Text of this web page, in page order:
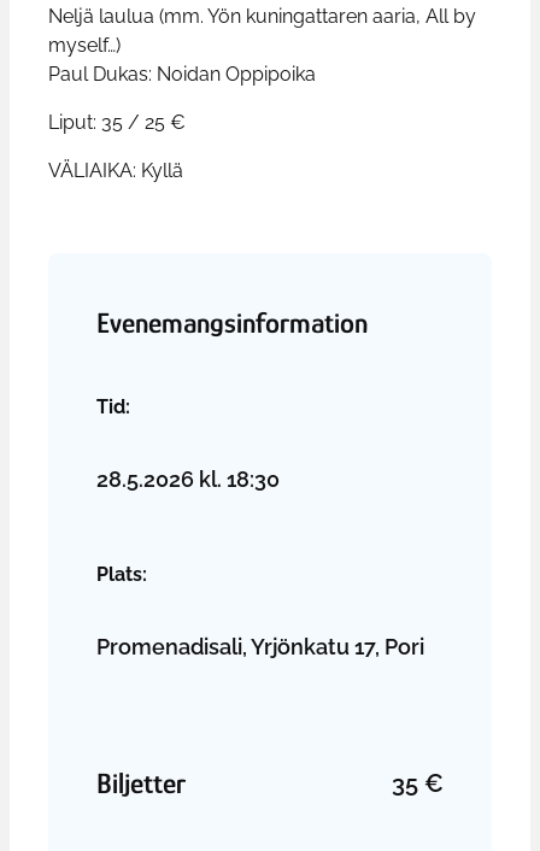
Neljä laulua (mm. Yön kuningattaren aaria, All by
myself…)
Paul Dukas: Noidan Oppipoika
Liput: 35 / 25 €
VÄLIAIKA: Kyllä
Evenemangsinformation
Tid:
28.5.2026 kl. 18:30
Plats:
Promenadisali, Yrjönkatu 17, Pori
Biljetter 35 €